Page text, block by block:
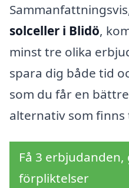
solceller i Blidö,
minst tre olika
spara dig både tid
som du får en
alternativ som
Få 3
förpliktelser